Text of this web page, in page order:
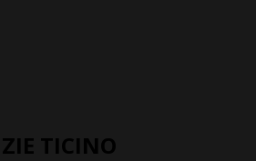
TICINO